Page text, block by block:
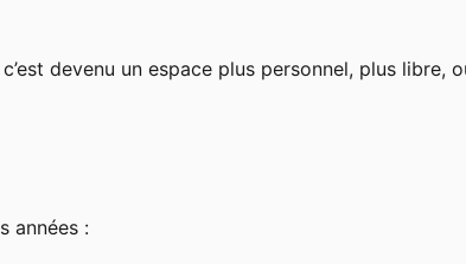
devenu un espace plus personnel, plus
années :